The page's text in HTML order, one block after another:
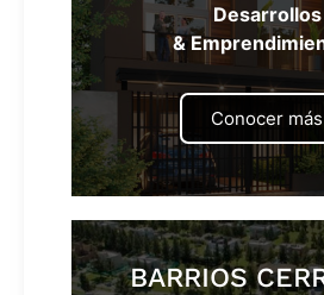
Desarrollos
&
Conocer más
BARRIOS